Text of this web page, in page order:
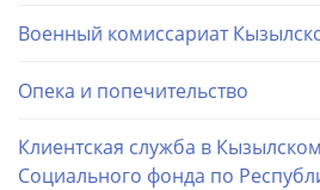
Военный комиссариат
Опека и попечительство
Клиентская служба в
Социального фонда по